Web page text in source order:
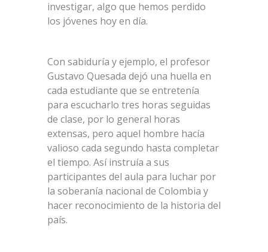
investigar, algo que hemos perdido
los jóvenes hoy en día.
Con sabiduría y ejemplo, el profesor
Gustavo Quesada dejó una huella en
cada estudiante que se entretenía
para escucharlo tres horas seguidas
de clase, por lo general horas
extensas, pero aquel hombre hacía
valioso cada segundo hasta completar
el tiempo. Así instruía a sus
participantes del aula para luchar por
la soberanía nacional de Colombia y
hacer reconocimiento de la historia del
país.